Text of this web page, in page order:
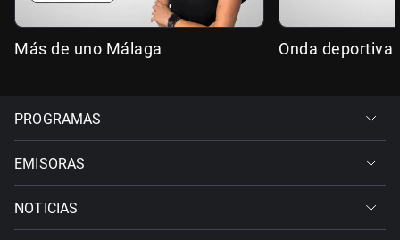
Más de uno Málaga Onda deportiva
PROGRAMAS
EMISORAS
NOTICIAS